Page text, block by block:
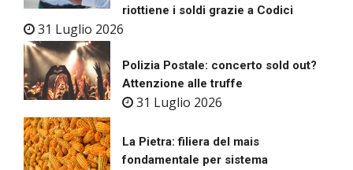
riottiene i soldi grazie a Codici
31 Luglio 2026
Polizia Postale: concerto sold out?
Attenzione alle truffe
31 Luglio 2026
La Pietra: filiera del mais
fondamentale per sistema